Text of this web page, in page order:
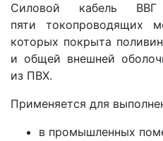
Силовой кабель
пяти токопроводящих
которых покрыта
и общей внешней
из ПВХ.
Применяется для
в промышленных